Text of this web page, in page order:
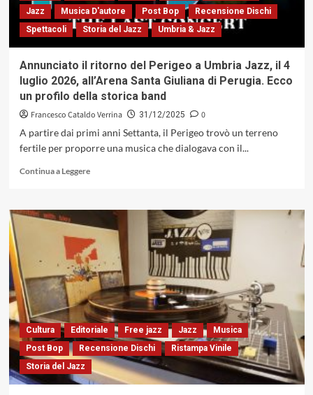
Jazz
Musica D'autore Post Bop
Recensione Dischi
Spettacoli
Storia del Jazz Umbria & Jazz
Annunciato il ritorno del Perigeo a Umbria Jazz, il 4
luglio 2026, all’Arena Santa Giuliana di Perugia. Ecco
un profilo della storica band
Francesco Cataldo Verrina 31/12/2025
0
A partire dai primi anni Settanta, il Perigeo trovò un terreno
fertile per proporre una musica che dialogava con il...
Continua a LeggereLeggi
su
il
ritorno
del
Perigeo
Umbria
Jazz,
il
4
luglio
2026,
all’Arena
Cultura Editoriale Free jazz Jazz
Musica
Post Bop
Recensione Dischi
Ristampa Vinile
Storia del Jazz